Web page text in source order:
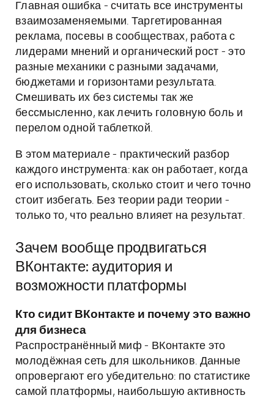
Главная ошибка - считать все инструменты
взаимозаменяемыми. Таргетированная
реклама, посевы в сообществах, работа с
лидерами мнений и органический рост - это
разные механики с разными задачами,
бюджетами и горизонтами результата.
Смешивать их без системы так же
бессмысленно, как лечить головную боль и
перелом одной таблеткой.
В этом материале - практический разбор
каждого инструмента: как он работает, когда
его использовать, сколько стоит и чего точно
стоит избегать. Без теории ради теории -
только то, что реально влияет на результат.
Зачем вообще продвигаться
ВКонтакте: аудитория и
возможности платформы
Кто сидит ВКонтакте и почему это важно
для бизнеса
Распространённый миф - ВКонтакте это
молодёжная сеть для школьников. Данные
опровергают его убедительно: по статистике
самой платформы, наибольшую активность